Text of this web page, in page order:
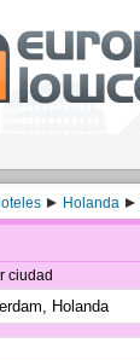
Holanda
ciudad